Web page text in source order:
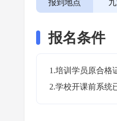
报到地点
报名条件
1.培训学员原合格
2.学校开课前系统